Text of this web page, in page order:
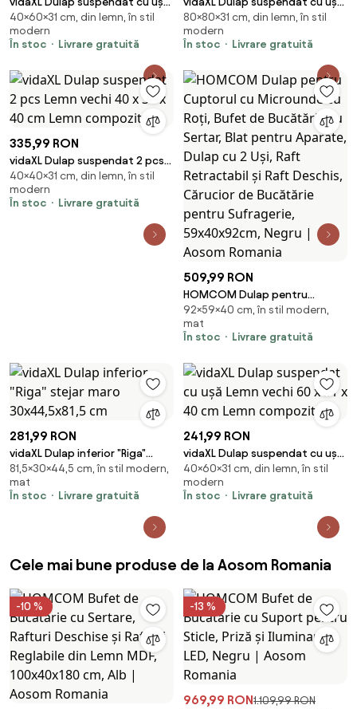
2 pcs Stejar fumuriu 60 x 31 x
40 cm
40×60×31 cm, din lemn, în stil
modern
În stoc
Livrare gratuită
Lemn vechi 80 x 31 x 80 cm Lemn
compozit
80×80×31 cm, din lemn, în stil
modern
În stoc
Livrare gratuită
335,99 RON
vidaXL Dulap suspendat 2 pcs
Lemn vechi 40 x 31 x 40 cm
Lemn compozit
40×40×31 cm, din lemn, în stil
modern
În stoc
Livrare gratuită
509,99 RON
HOMCOM Dulap pentru
Cuptorul cu Microunde cu Roți,
Bufet de Bucătărie cu Sertar,
Blat pentru Aparate, Dulap cu 2
Deschis, Cărucior de Bucătărie
pentru Sufragerie,
59x40x92cm, Negru | Aosom
92×59×40 cm, în stil modern,
mat
În stoc
Livrare gratuită
281,99 RON
vidaXL Dulap inferior "Riga"
stejar maro 30x44,5x81,5 cm
81,5×30×44,5 cm, în stil modern,
mat
În stoc
Livrare gratuită
241,99 RON
vidaXL Dulap suspendat cu ușă
Lemn vechi 60 x 31 x 40 cm
Lemn compozit
40×60×31 cm, din lemn, în stil
modern
În stoc
Livrare gratuită
Cele mai bune produse de la Aosom Romania
-10 % -13 %
969,99 RON1.109,99 RON